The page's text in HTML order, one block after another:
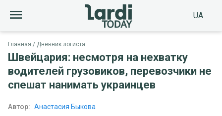
UA
Главная Дневник логиста
Швейцария: несмотря на нехватку
водителей грузовиков, перевозчики не
спешат нанимать украинцев
Автор: Анастасия Быкова